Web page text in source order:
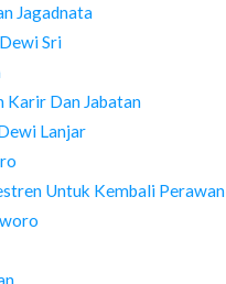
Jagadnata
Sri
Karir Dan Jabatan
Lanjar
Untuk Kembali Perawan